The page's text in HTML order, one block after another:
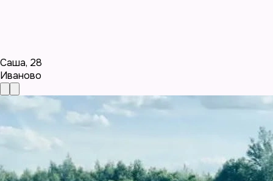
Саша, 28
Иваново